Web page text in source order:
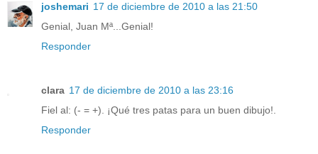
joshemari 17 de diciembre de 2010 a las 21:50
Genial, Juan Mª...Genial!
Responder
clara 17 de diciembre de 2010 a las 23:16
Fiel al: (- = +). ¡Qué tres patas para un buen dibujo!.
Responder